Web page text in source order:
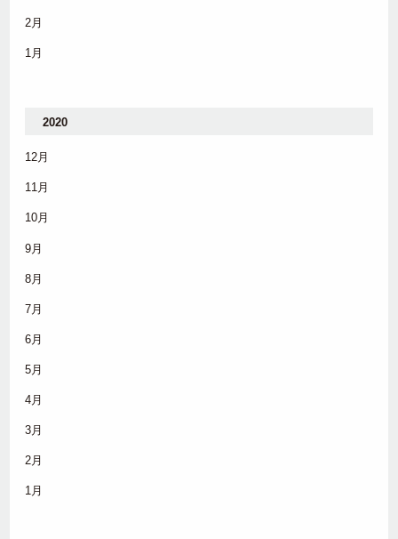
2月
1月
2020
12月
11月
10月
9月
8月
7月
6月
5月
4月
3月
2月
1月